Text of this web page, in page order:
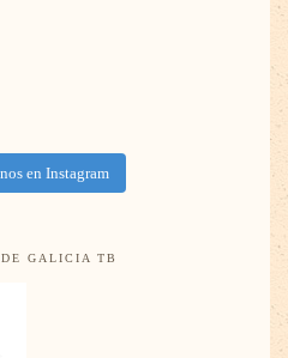
en Instagram
GALICIA TB